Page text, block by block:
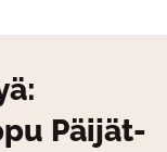
Päijät-